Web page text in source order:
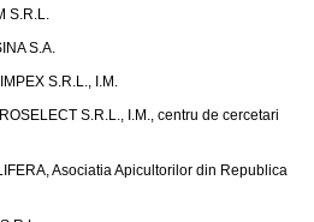
S.R.L.
S.A.
S.R.L., I.M.
S.R.L., I.M., centru de cercetari
Asociatia Apicultorilor din Republica